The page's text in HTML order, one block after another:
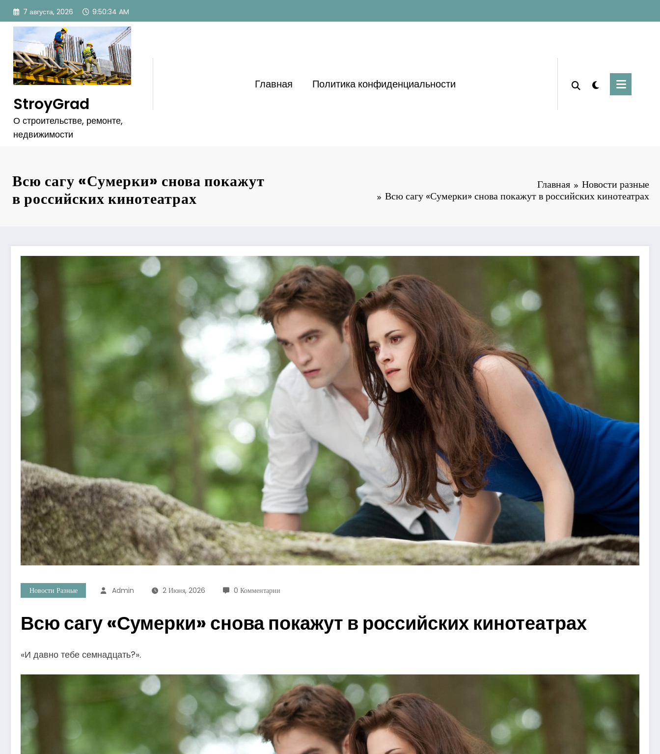
Перейти
содержимому
7 августа, 2026 9:50:36 AM
StroyGrad
О строительстве, ремонте,
недвижимости
Главная Политика конфиденциальности
Всю сагу «Сумерки» снова покажут
в российских кинотеатрах
Главная
Новости разные
Всю сагу «Сумерки» снова покажут в российских кинотеатрах
Новости Разные Admin 2 Июня, 2026 0 Комментарии
Всю сагу «Сумерки» снова покажут в российских кинотеатрах
«И давно тебе семнадцать?».